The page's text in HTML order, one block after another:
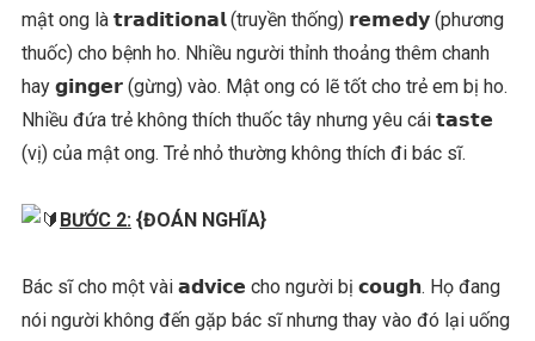
mật ong là 𝘁𝗿𝗮𝗱𝗶𝘁𝗶𝗼𝗻𝗮𝗹 (truyền thống) 𝗿𝗲𝗺𝗲𝗱𝘆 (phương
thuốc) cho bệnh ho. Nhiều người thỉnh thoảng thêm chanh
hay 𝗴𝗶𝗻𝗴𝗲𝗿 (gừng) vào. Mật ong có lẽ tốt cho trẻ em bị ho.
Nhiều đứa trẻ không thích thuốc tây nhưng yêu cái 𝘁𝗮𝘀𝘁𝗲
(vị) của mật ong. Trẻ nhỏ thường không thích đi bác sĩ.
BƯỚC 2: {ĐOÁN NGHĨA}
Bác sĩ cho một vài 𝗮𝗱𝘃𝗶𝗰𝗲 cho người bị 𝗰𝗼𝘂𝗴𝗵. Họ đang
nói người không đến gặp bác sĩ nhưng thay vào đó lại uống